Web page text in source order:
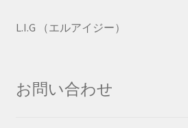
L.I.G （エルアイジー）
お問い合わせ